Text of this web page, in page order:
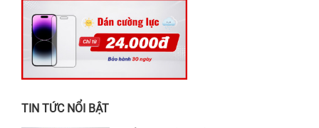
TIN TỨC NỔI BẬT